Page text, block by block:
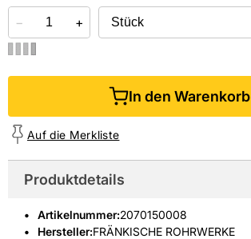
Online kaufen &kostenlos
− +
In den Warenkorb
Auf die Merkliste
Produktdetails
Artikelnummer:2070150008
Hersteller:FRÄNKISCHE ROHRWERKE